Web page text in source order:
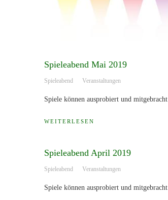
Spieleabend Mai 2019
Spieleabend Veranstaltungen
Spiele können ausprobiert und
WEITERLESEN
Spieleabend April 2019
Spieleabend Veranstaltungen
Spiele können ausprobiert und